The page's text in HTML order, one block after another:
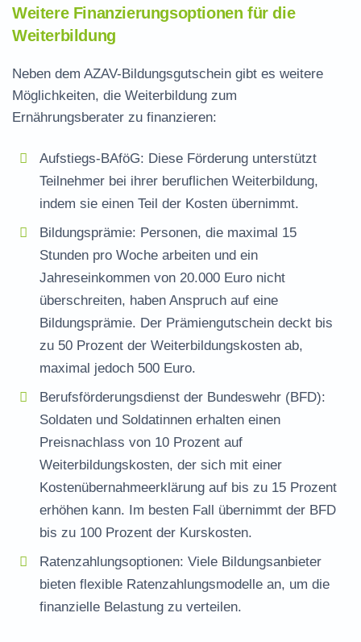
Weitere Finanzierungsoptionen für die
Weiterbildung
Neben dem AZAV-Bildungsgutschein gibt es weitere
Möglichkeiten, die Weiterbildung zum
Ernährungsberater zu finanzieren:
Aufstiegs-BAföG: Diese Förderung unterstützt
Teilnehmer bei ihrer beruflichen Weiterbildung,
indem sie einen Teil der Kosten übernimmt.
Bildungsprämie: Personen, die maximal 15
Stunden pro Woche arbeiten und ein
Jahreseinkommen von 20.000 Euro nicht
überschreiten, haben Anspruch auf eine
Bildungsprämie. Der Prämiengutschein deckt bis
zu 50 Prozent der Weiterbildungskosten ab,
maximal jedoch 500 Euro.
Berufsförderungsdienst der Bundeswehr (BFD):
Soldaten und Soldatinnen erhalten einen
Preisnachlass von 10 Prozent auf
Weiterbildungskosten, der sich mit einer
Kostenübernahmeerklärung auf bis zu 15 Prozent
erhöhen kann. Im besten Fall übernimmt der BFD
bis zu 100 Prozent der Kurskosten.
Ratenzahlungsoptionen: Viele Bildungsanbieter
bieten flexible Ratenzahlungsmodelle an, um die
finanzielle Belastung zu verteilen.